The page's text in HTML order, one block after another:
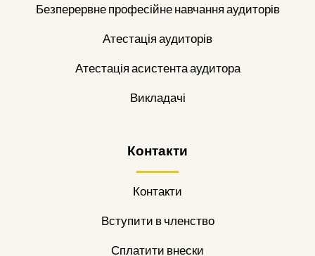
Безперервне професійне навчання аудиторів
Атестація аудиторів
Атестація асистента аудитора
Викладачі
Контакти
Контакти
Вступити в членство
Сплатити внески